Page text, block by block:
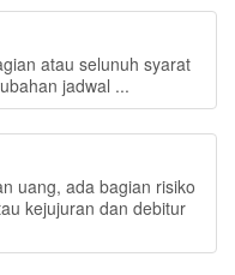
atau selunuh syarat
jadwal ...
uang, ada bagian risiko
kejujuran dan debitur